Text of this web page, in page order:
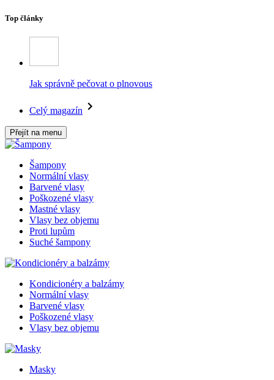
Top články
Jak správně pečovat o plnovous
Celý magazín
Přejít na menu
Šampony
Normální vlasy
Barvené vlasy
Poškozené vlasy
Mastné vlasy
Vlasy bez objemu
Proti lupům
Suché šampony
Kondicionéry a balzámy
Normální vlasy
Barvené vlasy
Poškozené vlasy
Vlasy bez objemu
Masky